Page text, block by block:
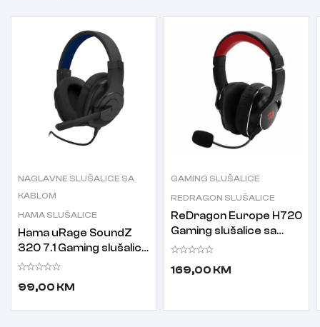
NAGLAVNE SLUŠALICE SA
KABLOM
HAMA SLUŠALICE
Hama uRage SoundZ
320 7.1 Gaming slušalice
sa mikrofonom crne
99,00 KM
GAMING SLUŠALICE
REDRAGON SLUŠALICE
ReDragon Europe H720
Gaming slušalice sa
mikrofonom crne
169,00 KM